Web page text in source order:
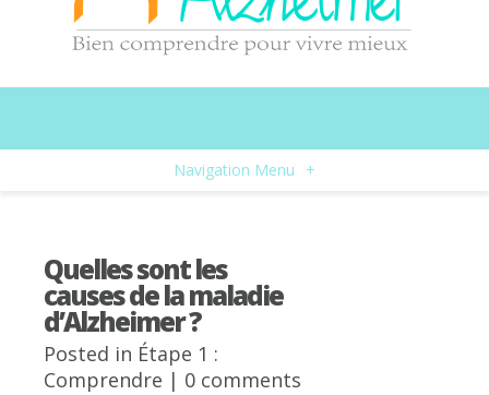
Navigation Menu +
Quelles sont les
causes de la maladie
d’Alzheimer ?
Posted in Étape 1 :
Comprendre | 0 comments